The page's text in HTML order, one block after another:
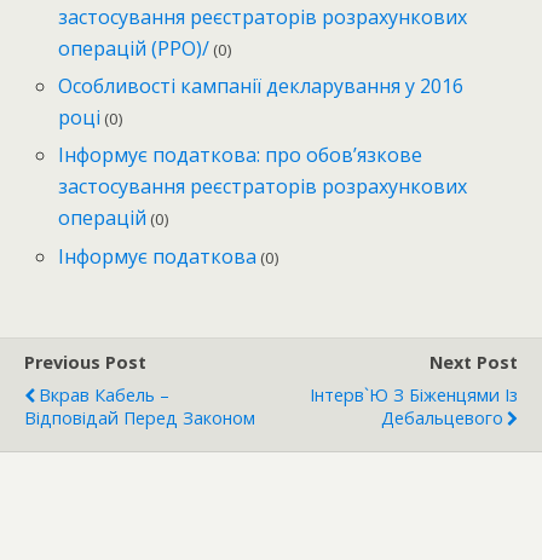
застосування реєстраторів розрахункових
операцій (РРО)/ (0)
Особливості кампанії декларування у 2016
році (0)
Інформує податкова: про обов’язкове
застосування реєстраторів розрахункових
операцій (0)
Інформує податкова (0)
Previous Post
Вкрав Кабель –
Відповідай Перед Законом
Next Post
Інтерв`ю З Біженцями Із
Дебальцевого